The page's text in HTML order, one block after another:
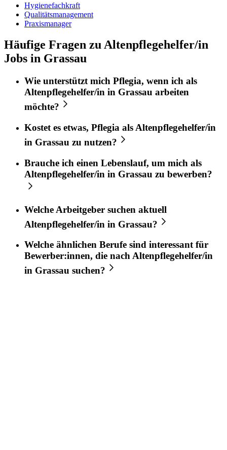
Hygienefachkraft
Qualitätsmanagement
Praxismanager
Häufige Fragen zu Altenpflegehelfer/in
Jobs in Grassau
Wie unterstützt mich Pflegia, wenn ich als
Altenpflegehelfer/in in Grassau arbeiten
möchte?
Kostet es etwas, Pflegia als Altenpflegehelfer/in
in Grassau zu nutzen?
Brauche ich einen Lebenslauf, um mich als
Altenpflegehelfer/in in Grassau zu bewerben?
Welche Arbeitgeber suchen aktuell
Altenpflegehelfer/in in Grassau?
Welche ähnlichen Berufe sind interessant für
Bewerber:innen, die nachAltenpflegehelfer/in
in Grassau suchen?